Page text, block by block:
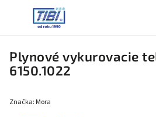
Plynové vykurovacie
6150.1022
Značka: Mora